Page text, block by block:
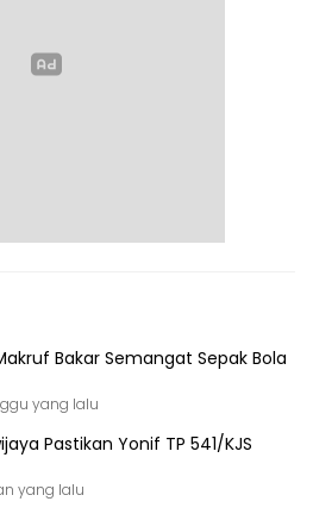
Bakar Semangat Sepak Bola
yang lalu
Pastikan Yonif TP 541/KJS
yang lalu